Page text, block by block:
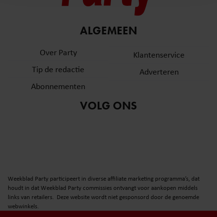
en om ons websiteverkeer te analyseren. Ook delen we
informatie over uw gebruik van onze site met onze
partners voor social media, adverteren en analyse. Deze
informatie die u aan ze heeft verstrekt of die ze hebben
gaat akkoord met onze cookies als u onze website blijft
gebruiken.
ALGEMEEN
Over Party
Tip de redactie
Abonnementen
Klantenservice
Adverteren
VOLG ONS
Weekblad Party participeert in diverse affiliate marketing programma’s, dat
houdt in dat Weekblad Party commissies ontvangt voor aankopen middels
links van retailers. Deze website wordt niet gesponsord door de genoemde
webwinkels.